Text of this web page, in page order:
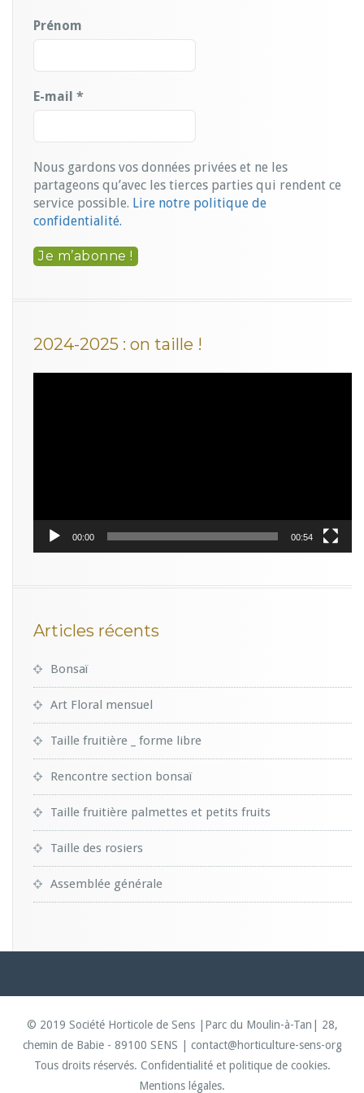
Prénom
E-mail *
Nous gardons vos données privées et ne les
partageons qu’avec les tierces parties qui rendent ce
service possible. Lire notre politique de
confidentialité.
2024-2025 : on taille !
00:00 00:54
Articles récents
Bonsaï
Art Floral mensuel
Taille fruitière _ forme libre
Rencontre section bonsaï
Taille fruitière palmettes et petits fruits
Taille des rosiers
Assemblée générale
© 2019 Société Horticole de Sens |Parc du Moulin-à-Tan| 28,
chemin de Babie - 89100 SENS | contact@horticulture-sens-org
Tous droits réservés. Confidentialité et politique de cookies.
Mentions légales.